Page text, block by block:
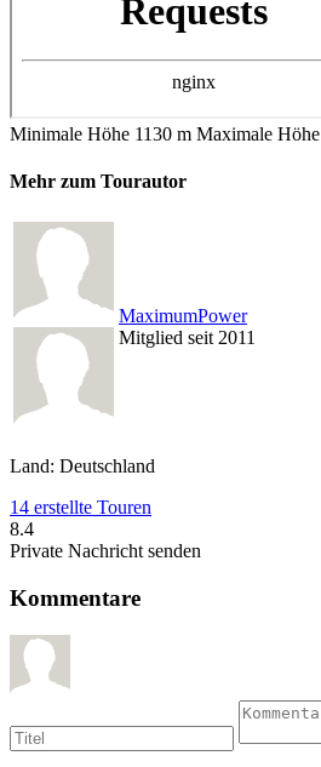
Minimale Höhe 1130 m Maximale Höhe
Mehr zum Tourautor
MaximumPower
Mitglied seit 2011
Land: Deutschland
14 erstellte Touren
8.4
Private Nachricht senden
Kommentare